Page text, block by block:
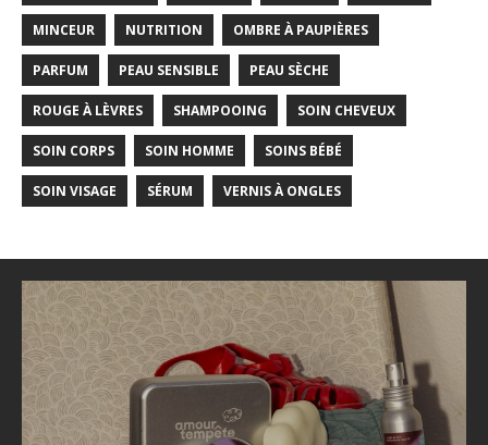
MINCEUR NUTRITION OMBRE À PAUPIÈRES
PARFUM PEAU SENSIBLE PEAU SÈCHE
ROUGE À LÈVRES SHAMPOOING SOIN CHEVEUX
SOIN CORPS SOIN HOMME SOINS BÉBÉ
SOIN VISAGE SÉRUM VERNIS À ONGLES